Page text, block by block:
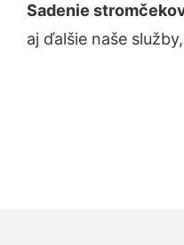
Sadenie
aj ďalšie naše